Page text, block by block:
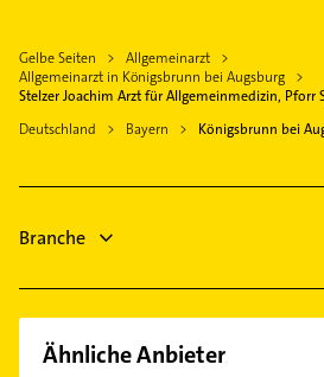
Stadtbergen
Friedberg Bayern
Schwabmünchen
Zahnarzt
Heizung & Sanitär
Putzfrau
Dachdecker
Gelbe Seiten
Allgemeinarzt
Allgemeinarzt in Königsbrunn bei Augsburg
Stelzer Joachim Arzt für Allgemeinmedizin, Pforr
Deutschland
Bayern Königsbrunn bei
Branche
Ähnliche Anbieter